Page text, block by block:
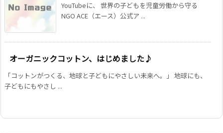
YouTubeに、 世界の子どもを児童労働から守る
NGO ACE（エース）公式ア ...
オーガニックコットン、はじめました♪
「コットンがつくる、地球と子どもにやさしい未来へ。」 地球にも、
子どもにもやさし ...